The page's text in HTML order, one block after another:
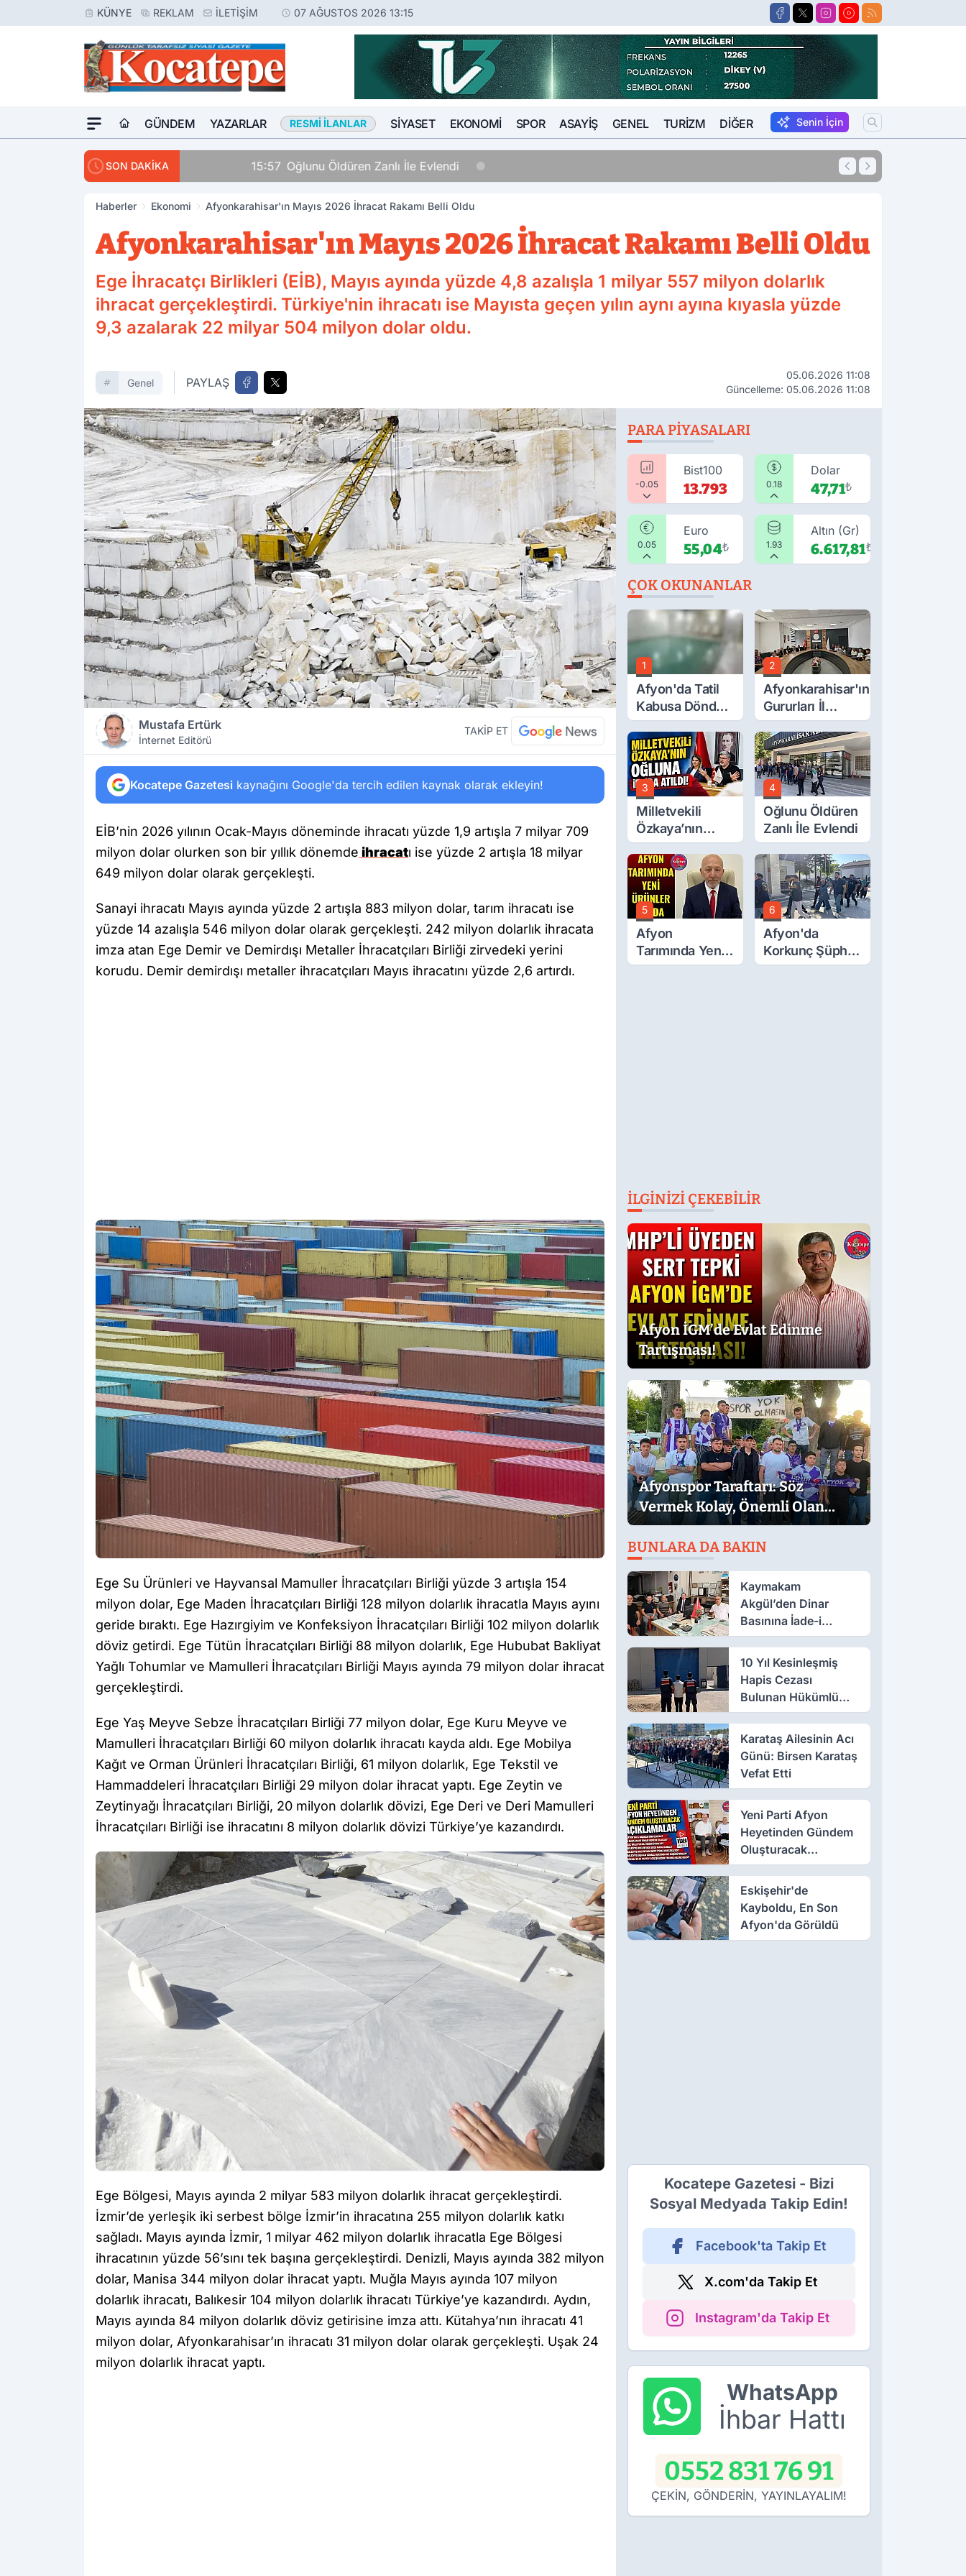
KÜNYE REKLAM İLETIŞIM 07 AĞUSTOS 2026 13:15
GÜNDEM YAZARLAR RESMI İLANLAR SIYASET EKONOMI SPOR ASAYIŞ GENEL TURIZM DIĞER Senin İçin
SON DAKİKA Oğlunu Öldüren Zanlı İle Evlendi 14:30
Haberler Ekonomi Afyonkarahisar'ın Mayıs 2026 İhracat Rakamı Belli Oldu
Afyonkarahisar'ın Mayıs 2026 İhracat Rakamı Belli Oldu
Ege İhracatçı Birlikleri (EİB), Mayıs ayında yüzde 4,8 azalışla 1 milyar 557 milyon dolarlık
ihracat gerçekleştirdi. Türkiye'nin ihracatı ise Mayısta geçen yılın aynı ayına kıyasla yüzde
9,3 azalarak 22 milyar 504 milyon dolar oldu.
Genel PAYLAŞ
05.06.2026 11:08
Güncelleme: 05.06.2026 11:08
Mustafa Ertürk
İnternet Editörü
TAKİP ET
Kocatepe Gazetesi kaynağını Google'da tercih edilen kaynak olarak ekleyin!
EİB’nin 2026 yılının Ocak-Mayıs döneminde ihracatı yüzde 1,9 artışla 7 milyar 709
milyon dolar olurken son bir yıllık dönemde ihracatı ise yüzde 2 artışla 18 milyar
649 milyon dolar olarak gerçekleşti.
Sanayi ihracatı Mayıs ayında yüzde 2 artışla 883 milyon dolar, tarım ihracatı ise
yüzde 14 azalışla 546 milyon dolar olarak gerçekleşti. 242 milyon dolarlık ihracata
imza atan Ege Demir ve Demirdışı Metaller İhracatçıları Birliği zirvedeki yerini
korudu. Demir demirdışı metaller ihracatçıları Mayıs ihracatını yüzde 2,6 artırdı.
Ege Su Ürünleri ve Hayvansal Mamuller İhracatçıları Birliği yüzde 3 artışla 154
milyon dolar, Ege Maden İhracatçıları Birliği 128 milyon dolarlık ihracatla Mayıs ayını
geride bıraktı. Ege Hazırgiyim ve Konfeksiyon İhracatçıları Birliği 102 milyon dolarlık
döviz getirdi. Ege Tütün İhracatçıları Birliği 88 milyon dolarlık, Ege Hububat Bakliyat
Yağlı Tohumlar ve Mamulleri İhracatçıları Birliği Mayıs ayında 79 milyon dolar ihracat
gerçekleştirdi.
Ege Yaş Meyve Sebze İhracatçıları Birliği 77 milyon dolar, Ege Kuru Meyve ve
Mamulleri İhracatçıları Birliği 60 milyon dolarlık ihracatı kayda aldı. Ege Mobilya
Kağıt ve Orman Ürünleri İhracatçıları Birliği, 61 milyon dolarlık, Ege Tekstil ve
Hammaddeleri İhracatçıları Birliği 29 milyon dolar ihracat yaptı. Ege Zeytin ve
Zeytinyağı İhracatçıları Birliği, 20 milyon dolarlık dövizi, Ege Deri ve Deri Mamulleri
İhracatçıları Birliği ise ihracatını 8 milyon dolarlık dövizi Türkiye’ye kazandırdı.
Ege Bölgesi, Mayıs ayında 2 milyar 583 milyon dolarlık ihracat gerçekleştirdi.
İzmir’de yerleşik iki serbest bölge İzmir’in ihracatına 255 milyon dolarlık katkı
sağladı. Mayıs ayında İzmir, 1 milyar 462 milyon dolarlık ihracatla Ege Bölgesi
ihracatının yüzde 56’sını tek başına gerçekleştirdi. Denizli, Mayıs ayında 382 milyon
dolar, Manisa 344 milyon dolar ihracat yaptı. Muğla Mayıs ayında 107 milyon
dolarlık ihracatı, Balıkesir 104 milyon dolarlık ihracatı Türkiye’ye kazandırdı. Aydın,
Mayıs ayında 84 milyon dolarlık döviz getirisine imza attı. Kütahya’nın ihracatı 41
milyon dolar, Afyonkarahisar’ın ihracatı 31 milyon dolar olarak gerçekleşti. Uşak 24
milyon dolarlık ihracat yaptı.
PARA PIYASALARI
-0.05
Bist100
13.793 0.18
Dolar
47,71₺
0.05
Euro
55,04₺ 1.93
Altın (Gr)
6.617,81₺
ÇOK OKUNANLAR
1
Afyon'da Tatil
Kabusa Döndü,
Acı Son!
2
Afyonkarahisar'ın
Gururları İl
Müdürüyle
Buluştu
3
Milletvekili
Özkaya’nın
Oğluna İftira
Atıldı
4
Oğlunu Öldüren
Zanlı İle Evlendi
5
Afyon
Tarımında Yeni
Ürünler Yolda
6
Afyon'da
Korkunç Şüphe!
Düştü Mü,
İLGINIZI ÇEKEBILIR
Afyon İGM’de Evlat Edinme
Tartışması!
Afyonspor Taraftarı: Söz
Vermek Kolay, Önemli Olan
Sözün Arkasında Durmak
BUNLARA DA BAKIN
Kaymakam
Akgül’den Dinar
Basınına İade-i
Ziyaret
10 Yıl Kesinleşmiş
Hapis Cezası
Bulunan Hükümlü
Salar’da Yakalandı
Karataş Ailesinin Acı
Günü: Birsen Karataş
Vefat Etti
Yeni Parti Afyon
Heyetinden Gündem
Oluşturacak
Açıklamalar
Eskişehir'de
Kayboldu, En Son
Afyon'da Görüldü
Kocatepe Gazetesi - Bizi
Sosyal Medyada Takip Edin!
Facebook'ta Takip Et
X.com'da Takip Et
Instagram'da Takip Et
WhatsApp
İhbar Hattı
0552 831 76 91
ÇEKİN, GÖNDERİN, YAYINLAYALIM!